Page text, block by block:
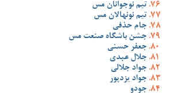
تیم نوجوانان مس
تیم نونهالان مس
جام حذفی
جشن باشگاه صنعت مس
جعفر حسنی
جلال عبدی
جواد جلالی
جواد یزدپور
جودو